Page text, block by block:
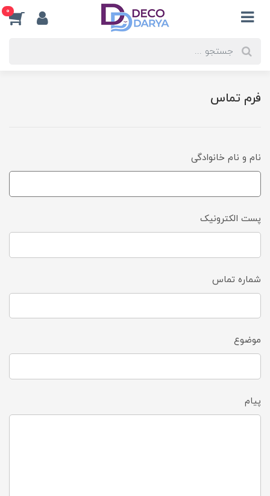
0
فرم تماس
نام و نام خانوادگی
پست الکترونیک
شماره تماس
موضوع
پیام